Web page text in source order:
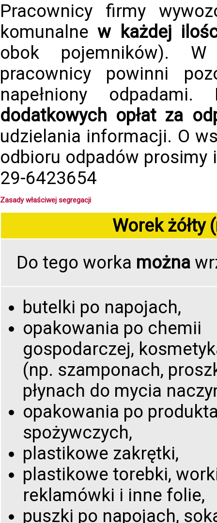
Pracownicy firmy
komunalnew każdej
obok pojemników). W
pracownicy powinni
napełniony
dodatkowych opłat za
udzielania informacji. O
odbioru odpadów prosimy
29-6423654
Zasady właściwej segregacji
Worek żółty
Do tego worka można
butelki po napojach,
opakowania po chemii
gospodarczej,
(np. szamponach,
płynach do mycia
opakowania po
spożywczych,
plastikowe zakrętki,
plastikowe torebki,
reklamówki i inne folie,
puszki po napojach,